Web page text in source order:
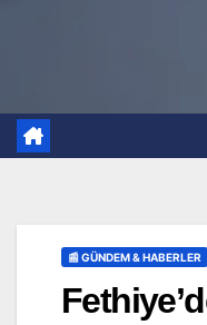
📰 GÜNDEM & HABERLER